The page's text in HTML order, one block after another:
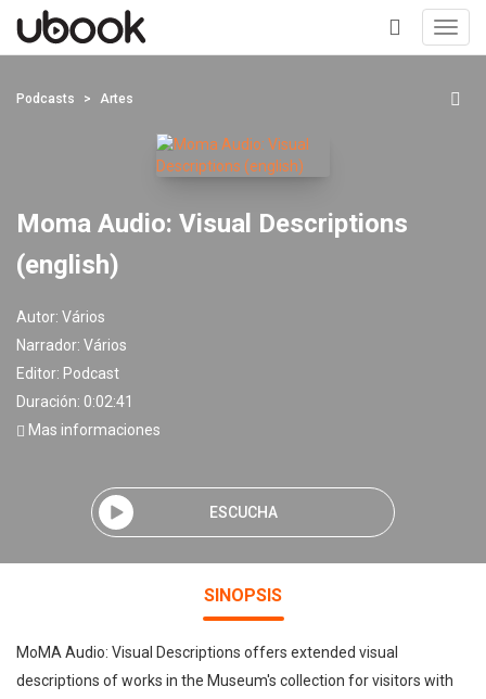
+
Podcasts Artes
Moma Audio: Visual Descriptions
(english)
Autor: Vários
Narrador: Vários
Editor: Podcast
Duración: 0:02:41
Mas informaciones
ESCUCHA
SINOPSIS
MoMA Audio: Visual Descriptions offers extended visual
descriptions of works in the Museum's collection for visitors with